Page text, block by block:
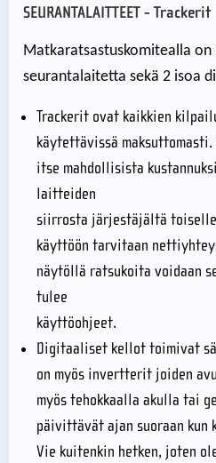
SEURANTALAITTEET - Trackerit
Matkaratsastuskomitealla on
seurantalaitetta sekä 2 isoa
Trackerit ovat kaikkien
käytettävissä
itse mahdollisista
laitteiden
siirrosta järjestäjältä
käyttöön tarvitaan
näytöllä ratsukoita voidaan
tulee
käyttöohjeet.
Digitaaliset kellot toimivat
on myös invertterit joiden
myös tehokkaalla akulla tai
päivittävät ajan suoraan kun
Vie kuitenkin hetken, joten